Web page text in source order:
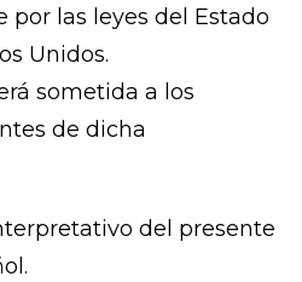
por las leyes del Estado
Unidos.
sometida a los
de dicha
del presente